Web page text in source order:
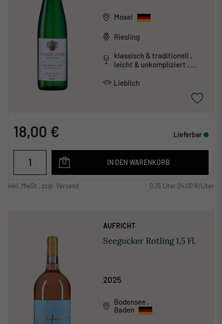
Mosel
Riesling
klassisch & traditionell ,
leicht & unkompliziert ,
Lieblich
18,00 € Lieferbar
IN DEN WARENKORB
inkl. MwSt., zzgl. Versand 0,75 Liter 24,00 €/Liter
AUFRICHT
Seegucker Rotling 1,5 Fl.
2025
Bodensee ,
Baden